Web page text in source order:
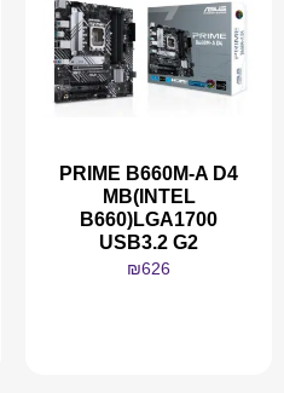
PRIME B660M-A D4
MB(INTEL
B660)LGA1700
USB3.2 G2
₪626